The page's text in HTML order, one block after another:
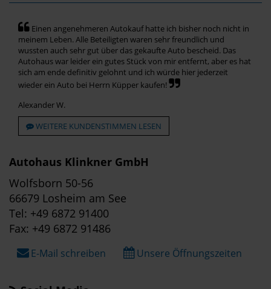
Einen angenehmeren Autokauf hatte ich bisher noch nicht in
meinem Leben. Alle Beteiligten waren sehr freundlich und
wussten auch sehr gut über das gekaufte Auto bescheid. Das
Autohaus war leider ein gutes Stück von mir entfernt, aber es hat
sich am ende definitiv gelohnt und ich würde hier jederzeit
wieder ein Auto bei Herrn Küpper kaufen!
Alexander W.
WEITERE KUNDENSTIMMEN LESEN
Autohaus Klinkner GmbH
Wolfsborn 50-56
66679 Losheim am See
Tel: +49 6872 91400
Fax: +49 6872 91486
E-Mail schreiben Unsere Öffnungszeiten